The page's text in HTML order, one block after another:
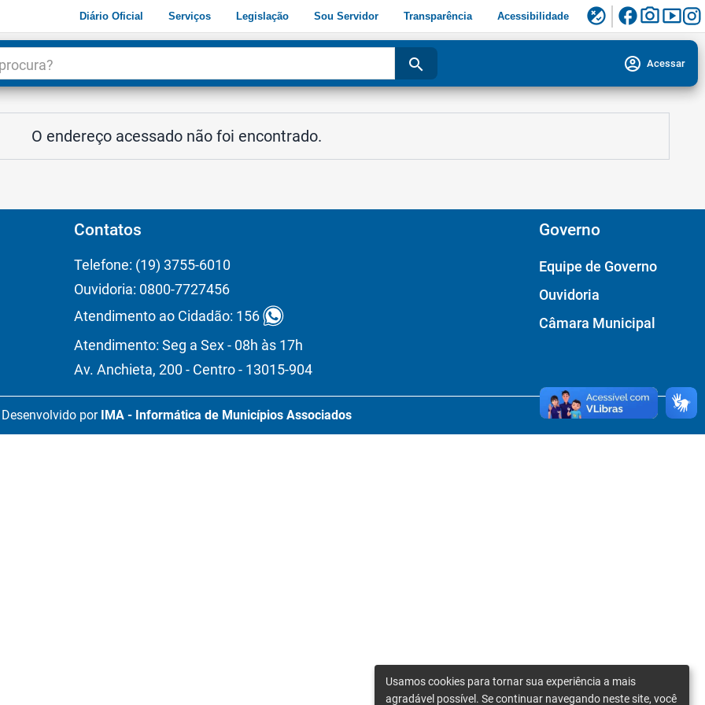
Diário Oficial Serviços Legislação Sou Servidor Transparência Acessibilidade flaky facebookphoto_camerasmart_display
search account_circle Acessar
O endereço acessado não foi encontrado.
Contatos
Telefone: (19) 3755-6010
Ouvidoria: 0800-7727456
Atendimento ao Cidadão: 156
Atendimento: Seg a Sex - 08h às 17h
Av. Anchieta, 200 - Centro - 13015-904
Governo
Equipe de Governo
Ouvidoria
Câmara Municipal
Desenvolvido por IMA - Informática de Municípios Associados
Usamos cookies para tornar sua experiência a mais
agradável possível. Se continuar navegando neste site, você